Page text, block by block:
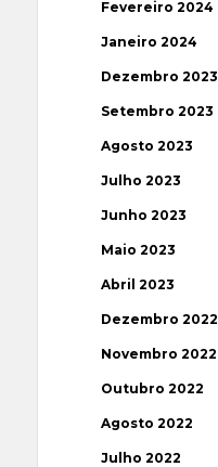
Fevereiro 2024
Janeiro 2024
Dezembro 2023
Setembro 2023
Agosto 2023
Julho 2023
Junho 2023
Maio 2023
Abril 2023
Dezembro 2022
Novembro 2022
Outubro 2022
Agosto 2022
Julho 2022